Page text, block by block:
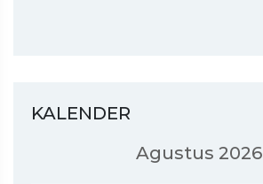
KALENDER
Agustus 2026